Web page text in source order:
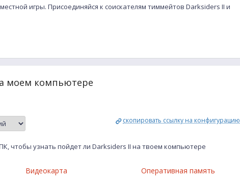
игры. Присоединяйся к соискателям тиммейтов Darksiders II и
моем компьютере
скопировать ссылку на конфигурацию
чтобы узнать пойдет ли Darksiders II на твоем компьютере
Видеокарта Оперативная память